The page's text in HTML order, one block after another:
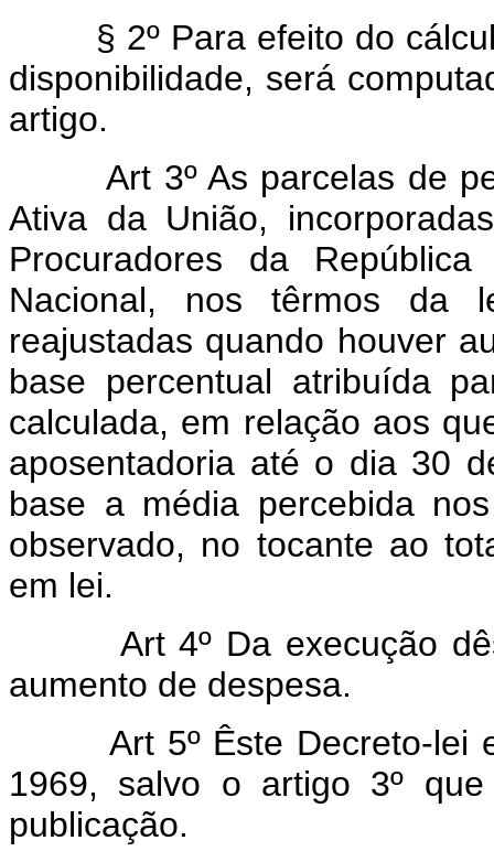
§ 2º Para efeito do
disponibilidade, será
artigo.
Art 3º As parcelas de
Ativa da União,
Procuradores da
Nacional, nos têrmos da
reajustadas quando houver
base percentual atribuída
calculada, em relação aos
aposentadoria até o dia 30
base a média percebida
observado, no tocante ao
em lei.
Art 4º Da execução
aumento de despesa.
Art 5º Êste Decreto-lei
1969, salvo o artigo 3º
publicação.